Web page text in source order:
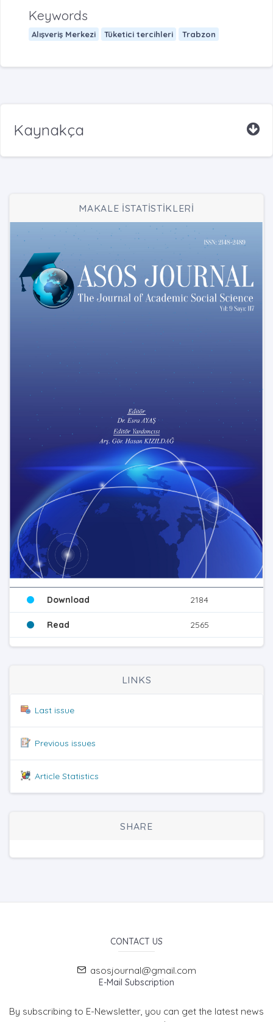
Keywords
Alışveriş Merkezi Tüketici tercihleri Trabzon
Kaynakça
MAKALE İSTATİSTİKLERİ
Download 2184
Read 2565
LINKS
Last issue
Previous issues
Article Statistics
SHARE
CONTACT US
asosjournal@gmail.com
E-Mail Subscription
By subscribing to E-Newsletter, you can get the latest news